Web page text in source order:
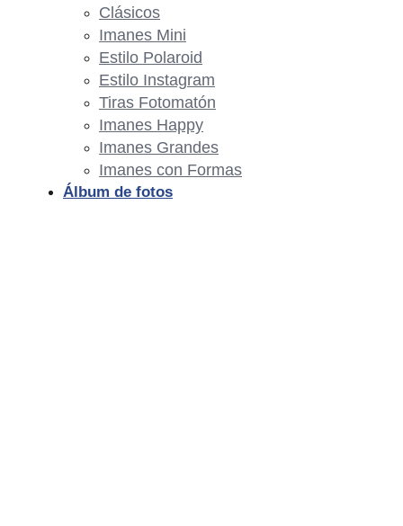
Clásicos
Imanes Mini
Estilo Polaroid
Estilo Instagram
Tiras Fotomatón
Imanes Happy
Imanes Grandes
Imanes con Formas
Álbum de fotos